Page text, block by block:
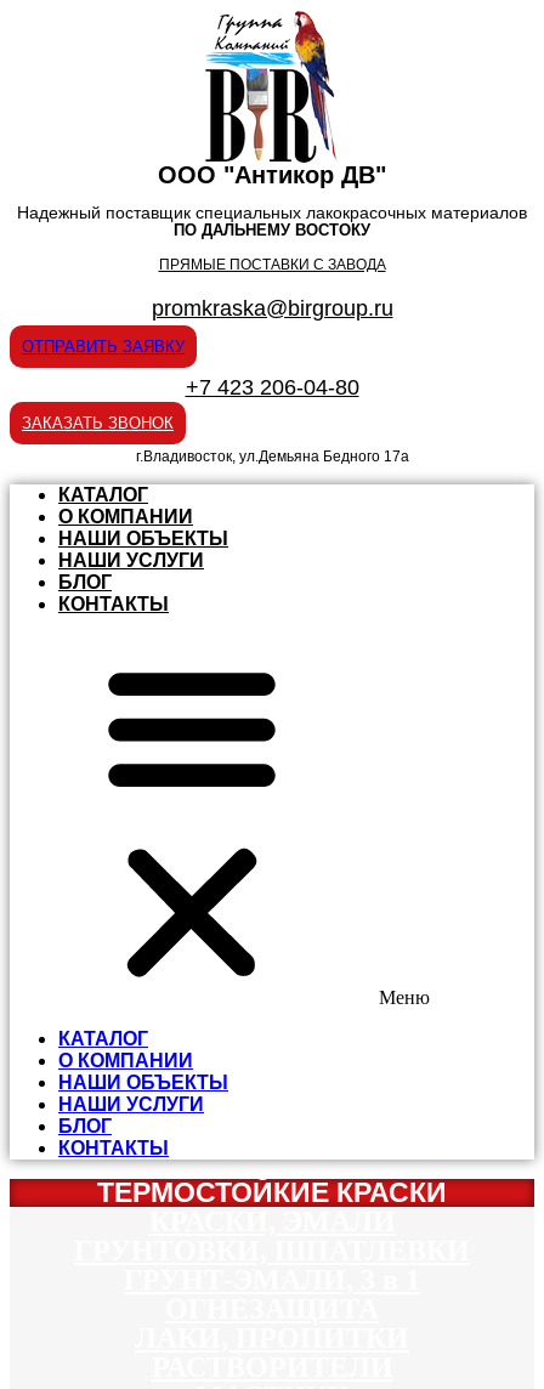
ООО "Антикор ДВ"
Надежный поставщик специальных лакокрасочных материалов
ПО ДАЛЬНЕМУ ВОСТОКУ
ПРЯМЫЕ ПОСТАВКИ С ЗАВОДА
promkraska@birgroup.ru
ОТПРАВИТЬ ЗАЯВКУ
+7 423 206-04-80
ЗАКАЗАТЬ ЗВОНОК
г.Владивосток, ул.Демьяна Бедного 17а
КАТАЛОГ
О КОМПАНИИ
НАШИ ОБЪЕКТЫ
НАШИ УСЛУГИ
БЛОГ
КОНТАКТЫ
Меню
КАТАЛОГ
О КОМПАНИИ
НАШИ ОБЪЕКТЫ
НАШИ УСЛУГИ
БЛОГ
КОНТАКТЫ
ТЕРМОСТОЙКИЕ КРАСКИ